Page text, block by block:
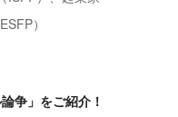
）
争」をご紹介！